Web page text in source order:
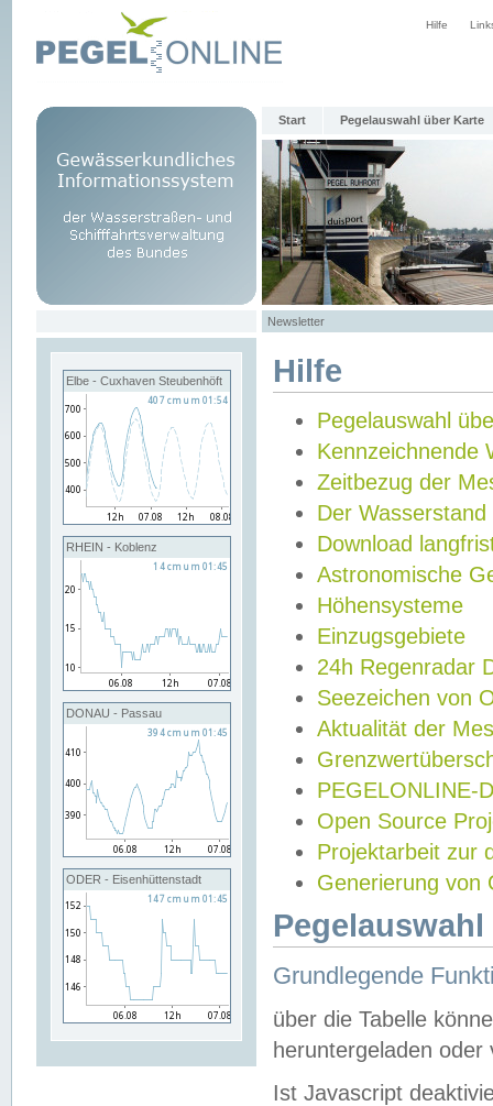
Hilfe
Start Pegelauswahl über Karte
Newsletter
Elbe - Cuxhaven Steubenhöft
RHEIN - Koblenz
DONAU - Passau
ODER - Eisenhüttenstadt
Hilfe
Pegelauswahl
Kennzeichnende
Zeitbezug der
Der Wasserstand
Download
Astronomische
Höhensysteme
Einzugsgebiete
24h Regenradar
Seezeichen von
Aktualität der
PEGELONLINE-
Open Source
Projektarbeit zur
Generierung von
Grundlegende
über die Tabelle
heruntergeladen oder
Ist Javascript